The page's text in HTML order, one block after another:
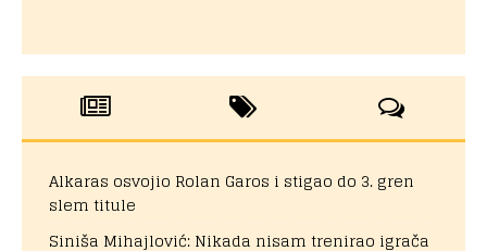
Alkaras osvojio Rolan Garos i stigao do 3. gren
slem titule
Siniša Mihajlović: Nikada nisam trenirao igrača